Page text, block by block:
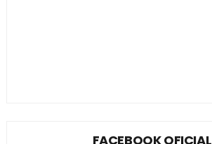
FACEBOOK OFICIAL